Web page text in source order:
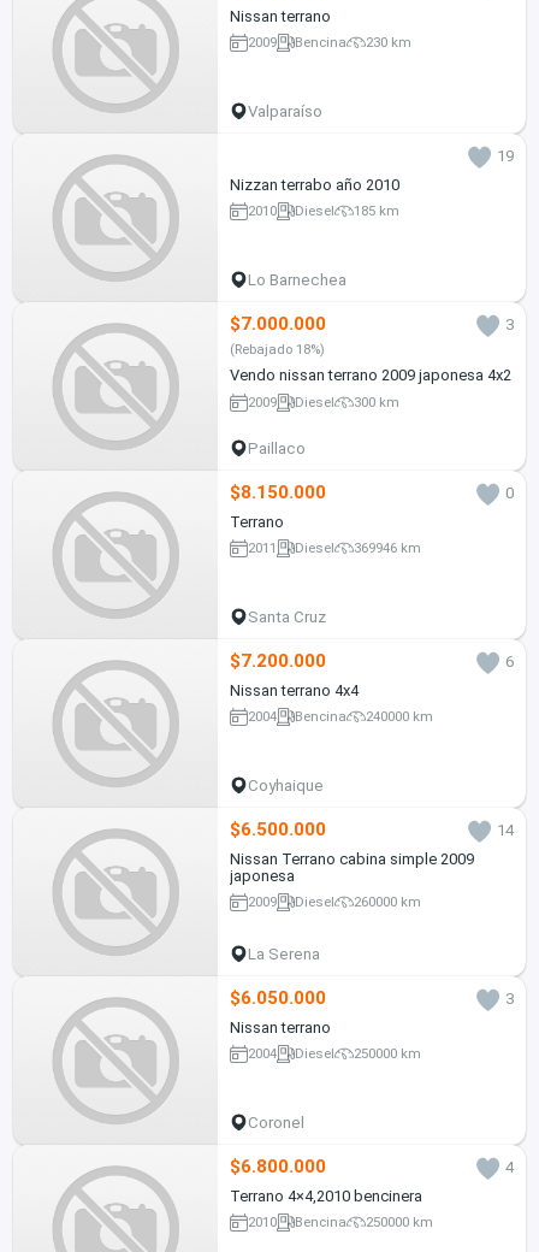
Nissan terrano
2009 Bencina 230 km
Valparaíso
19
Nizzan terrabo año 2010
2010 Diesel 185 km
Lo Barnechea
$7.000.000 3
(Rebajado 18%)
Vendo nissan terrano 2009 japonesa 4x2
2009 Diesel 300 km
Paillaco
$8.150.000
0
Terrano
2011 Diesel 369946 km
Santa Cruz
$7.200.000
6
Nissan terrano 4x4
2004 Bencina 240000 km
Coyhaique
$6.500.000
14
Nissan Terrano cabina simple 2009
japonesa
2009 Diesel 260000 km
La Serena
$6.050.000
3
Nissan terrano
2004 Diesel 250000 km
Coronel
$6.800.000
4
Terrano 4×4,2010 bencinera
2010 Bencina 250000 km